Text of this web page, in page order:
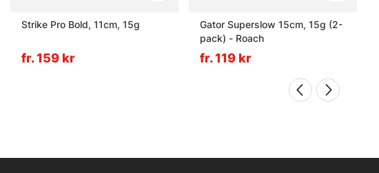
Strike Pro Bold, 11cm, 15g
fr. 159 kr
Gator Superslow 15cm, 15g (2-
pack) - Roach
fr. 119 kr